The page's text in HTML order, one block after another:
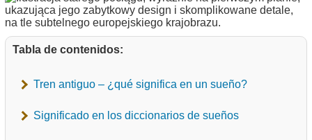
Tabla de contenidos:
Tren antiguo – ¿qué significa en un sueño?
Significado en los diccionarios de sueños